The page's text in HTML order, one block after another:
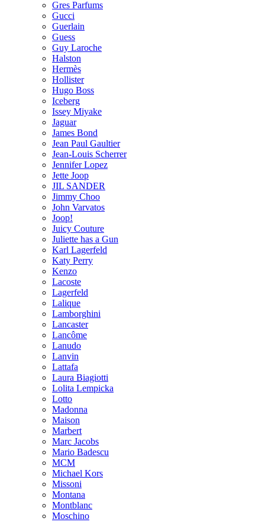
Gres Parfums
Gucci
Guerlain
Guess
Guy Laroche
Halston
Hermès
Hollister
Hugo Boss
Iceberg
Issey Miyake
Jaguar
James Bond
Jean Paul Gaultier
Jean-Louis Scherrer
Jennifer Lopez
Jette Joop
JIL SANDER
Jimmy Choo
John Varvatos
Joop!
Juicy Couture
Juliette has a Gun
Karl Lagerfeld
Katy Perry
Kenzo
Lacoste
Lagerfeld
Lalique
Lamborghini
Lancaster
Lancôme
Lanudo
Lanvin
Lattafa
Laura Biagiotti
Lolita Lempicka
Lotto
Madonna
Maison
Marbert
Marc Jacobs
Mario Badescu
MCM
Michael Kors
Missoni
Montana
Montblanc
Moschino